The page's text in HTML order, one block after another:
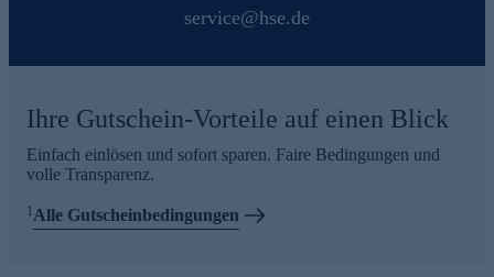
service@hse.de
Ihre Gutschein-Vorteile auf einen Blick
Einfach einlösen und sofort sparen. Faire Bedingungen und
volle Transparenz.
1Alle Gutscheinbedingungen